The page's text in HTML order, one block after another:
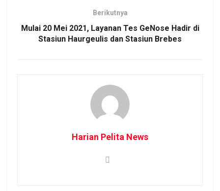
Berikutnya
Mulai 20 Mei 2021, Layanan Tes GeNose Hadir di
Stasiun Haurgeulis dan Stasiun Brebes
Harian Pelita News